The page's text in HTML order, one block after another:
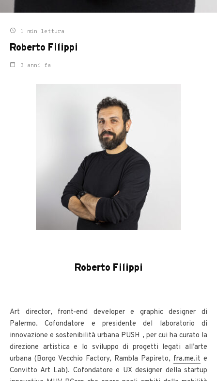
1 min lettura
Roberto Filippi
3 anni fa
Roberto Filippi
Art director, front-end developer e graphic designer di
Palermo. Cofondatore e presidente del laboratorio di
innovazione e sostenibilità urbana PUSH , per cui ha curato la
direzione artistica e lo sviluppo di progetti legati all’arte
urbana (Borgo Vecchio Factory, Rambla Papireto, fra.me.it e
Convitto Art Lab). Cofondatore e UX designer della startup